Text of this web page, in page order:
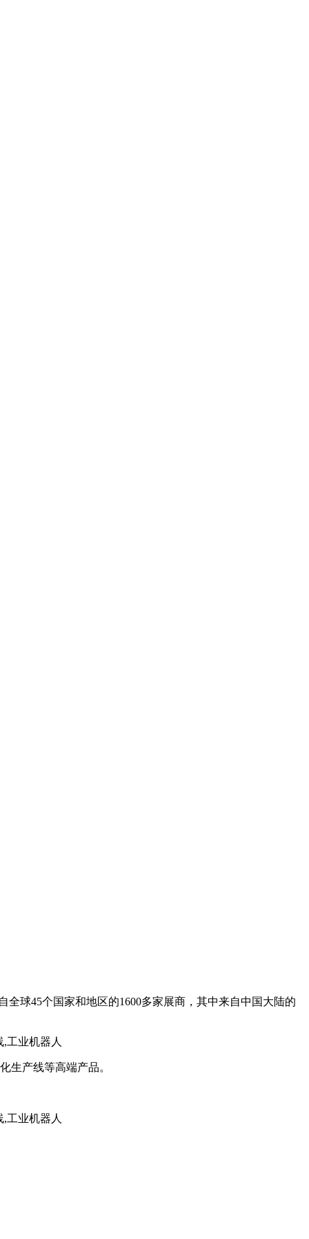
全球45个国家和地区的1600多家展商，其中来自中国大陆的
生产线等高端产品。